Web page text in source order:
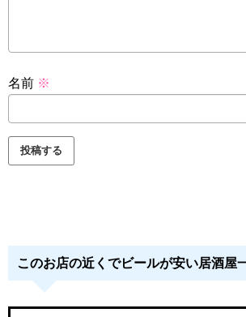
名前 ※
このお店の近くでビールが安い居酒屋